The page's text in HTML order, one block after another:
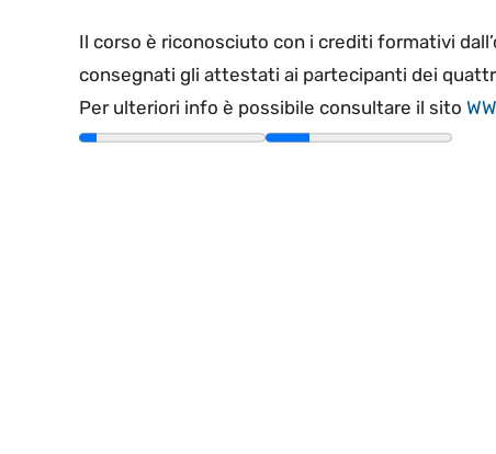
Il corso è riconosciuto con i crediti formativi
consegnati gli attestati ai partecipanti dei
Per ulteriori info è possibile consultare il sito